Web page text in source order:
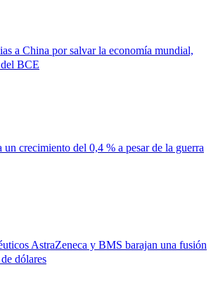
a China por salvar la economía mundial,
BCE
un crecimiento del 0,4 % a pesar de la guerra
AstraZeneca y BMS barajan una fusión
dólares